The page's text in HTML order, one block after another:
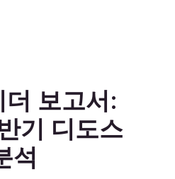
보고서:
기 디도스
석